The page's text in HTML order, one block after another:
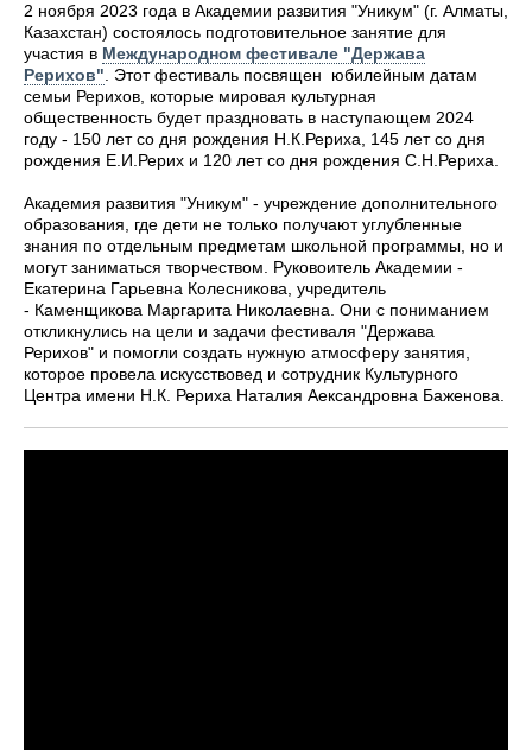
2 ноября 2023 года в Академии развития "Уникум" (г. Алматы,
Казахстан) состоялось подготовительное занятие для
участия в Международном фестивале "Держава
Рерихов" . Этот фестиваль посвящен юбилейным датам
семьи Рерихов, которые мировая культурная
общественность будет праздновать в наступающем 2024
году - 150 лет со дня рождения Н.К.Рериха, 145 лет со дня
рождения Е.И.Рерих и 120 лет со дня рождения С.Н.Рериха.
Академия развития "Уникум" - учреждение дополнительного
образования, где дети не только получают углубленные
знания по отдельным предметам школьной программы, но и
могут заниматься творчеством. Руковоитель Академии -
Екатерина Гарьевна Колесникова, учредитель
- Каменщикова Маргарита Николаевна. Они с пониманием
откликнулись на цели и задачи фестиваля "Держава
Рерихов" и помогли создать нужную атмосферу занятия,
которое провела искусствовед и сотрудник Культурного
Центра имени Н.К. Рериха Наталия Аександровна Баженова.